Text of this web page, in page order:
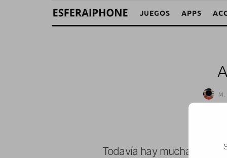
JUEGOS APPS
Todavía hay mucha gente